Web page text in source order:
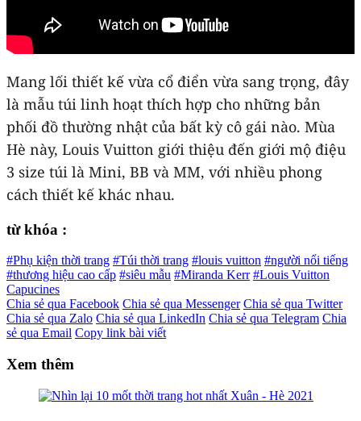
Mang lối thiết kế vừa cổ điển vừa sang trọng, đây
là mẫu túi linh hoạt thích hợp cho những bản
phối đồ thường nhật của bất kỳ cô gái nào. Mùa
Hè này, Louis Vuitton giới thiệu đến giới mộ điệu
3 size túi là Mini, BB và MM, với nhiều phong
cách thiết kế khác nhau.
từ khóa :
#Phụ kiện thời trang #Túi thời trang #louis vuitton #người nổi tiếng
#thương hiệu cao cấp #siêu mẫu #Miranda Kerr #Louis Vuitton
Capucines
Chia sẻ qua Facebook Chia sẻ qua Messenger Chia sẻ qua Twitter
Chia sẻ qua Zalo Chia sẻ qua LinkedIn Chia sẻ qua Telegram Chia
sẻ qua Email Copy link bài viết
Xem thêm